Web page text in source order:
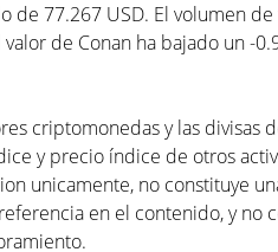
77.267 USD. El volumen
de Conan ha bajado un -
y las divisas
y precio índice de otros
unicamente, no constituye
en el contenido, y no